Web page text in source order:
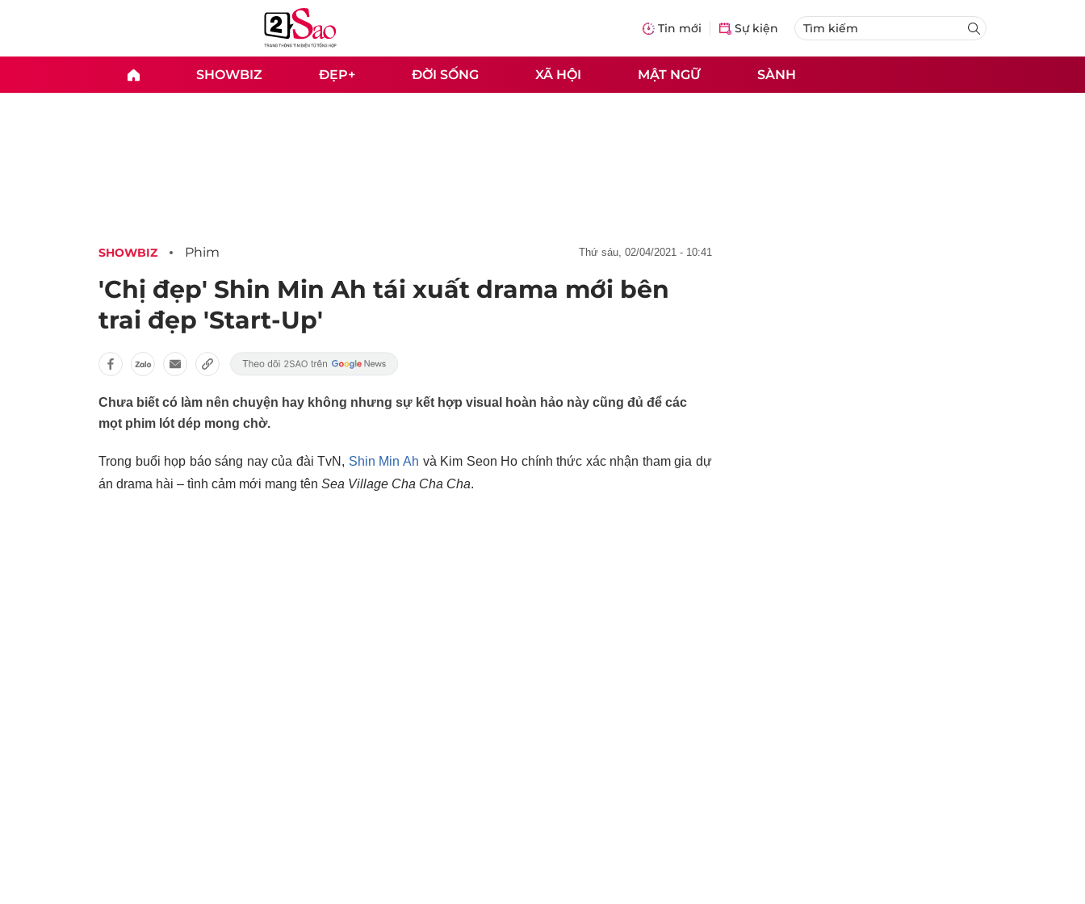
Tin mới Sự kiện
SHOWBIZ ĐẸP+ ĐỜI SỐNG XÃ HỘI MẬT NGỮ SÀNH
SHOWBIZ Phim thứ sáu, 02/04/2021 - 10:41
'Chị đẹp' Shin Min Ah tái xuất drama mới bên
trai đẹp 'Start-Up'
Chưa biết có làm nên chuyện hay không nhưng sự kết hợp visual hoàn hảo này cũng đủ để các
mọt phim lót dép mong chờ.
Trong buổi họp báo sáng nay của đài TvN, Shin Min Ah và Kim Seon Ho chính thức xác nhận tham gia dự
án drama hài – tình cảm mới mang tên Sea Village Cha Cha Cha.